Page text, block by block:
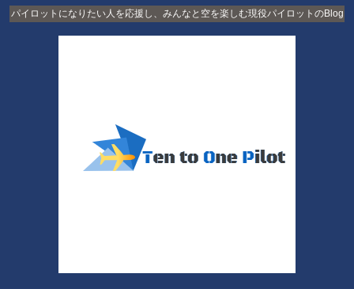
パイロットになりたい人を応援し、みんなと空を楽しむ現役パイロットのBlog